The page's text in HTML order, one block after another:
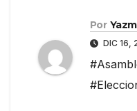
Por
DIC 16,